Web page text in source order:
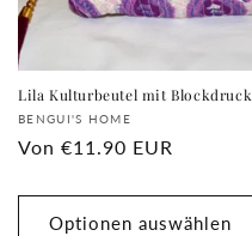
Lila Kulturbeutel mit Blockdruck
Anbieter:
BENGUI'S HOME
Normaler
Von €11.90 EUR
Optionen auswählen